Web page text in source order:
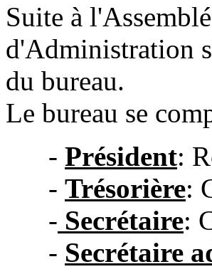
Suite à
d'Administration
du bureau.
Le bureau se
- Président:
- Trésorière:
- Secrétaire:
- Secrétaire